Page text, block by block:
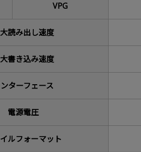
VPG
読み出し速度
書き込み速度
ターフェース
電源電圧
ルフォーマット